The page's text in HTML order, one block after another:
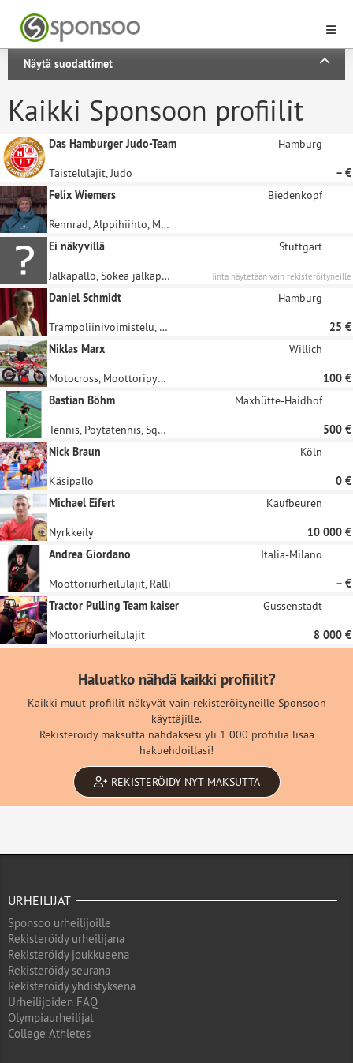
Näytä suodattimet
Kaikki Sponsoon profiilit
Das Hamburger Judo-Team Hamburg
Taistelulajit, Judo
– €
Felix Wiemers
Biedenkopf
Rennrad, Alppihiihto, Maastopyörä, Telinevoimistelu, Freestylehiiho
Ei näkyvillä
Stuttgart
Jalkapallo, Sokea jalkapallo, Futsal
Hinta näytetään vain rekisteröityneille
Daniel Schmidt Hamburg
Trampoliinivoimistelu, Voimistelu
25 €
Niklas Marx
Willich
Motocross, Moottoripyöräily, Cycle Ball, Moottoriurheilulajit
100 €
Bastian Böhm
Maxhütte-Haidhof
Tennis, Pöytätennis, Squash, Racketlon, Sulkapallo
500 €
Nick Braun
Köln
Käsipallo
0 €
Michael Eifert
Kaufbeuren
Nyrkkeily
10 000 €
Andrea Giordano
Italia-Milano
Moottoriurheilulajit, Ralli
– €
Tractor Pulling Team kaiser
Gussenstadt
Moottoriurheilulajit 8 000 €
Haluatko nähdä kaikki profiilit?
Kaikki muut profiilit näkyvät vain rekisteröityneille Sponsoon
käyttäjille.
Rekisteröidy maksutta nähdäksesi yli 1 000 profiilia lisää
hakuehdoillasi!
REKISTERÖIDY NYT MAKSUTTA
URHEILIJAT
Sponsoo urheilijoille
Rekisteröidy urheilijana
Rekisteröidy joukkueena
Rekisteröidy seurana
Rekisteröidy yhdistyksenä
Urheilijoiden FAQ
Olympiaurheilijat
College Athletes